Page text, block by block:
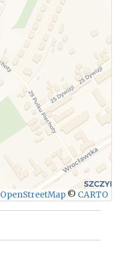
OpenStreetMap © CARTO